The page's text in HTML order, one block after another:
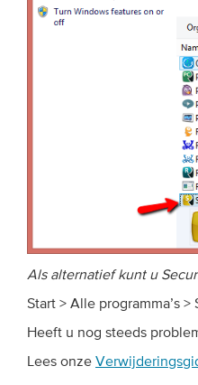
Als alternatief kunt u
Start > Alle programma’s
Heeft u nog steeds
Lees onze